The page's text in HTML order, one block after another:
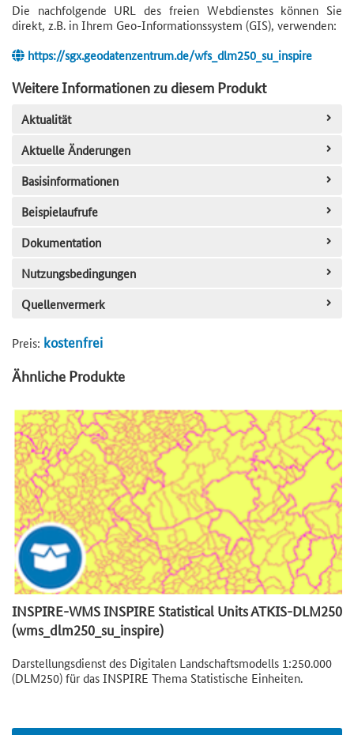
Die nachfolgende URL des freien Webdienstes können Sie
direkt, z.B. in Ihrem Geo-Informationssystem (GIS), verwenden:
https://sgx.geodatenzentrum.de/wfs_dlm250_su_inspire
Weitere Informationen zu diesem Produkt
Aktualität
Aktuelle Änderungen
Basisinformationen
Beispielaufrufe
Dokumentation
Nutzungsbedingungen
Quellenvermerk
Preis: kostenfrei
Ähnliche Produkte
INSPIRE-WMS INSPIRE Statistical Units ATKIS-DLM250
(wms_dlm250_su_inspire)
Darstellungsdienst des Digitalen Landschaftsmodells 1:250.000
(DLM250) für das INSPIRE Thema Statistische Einheiten.